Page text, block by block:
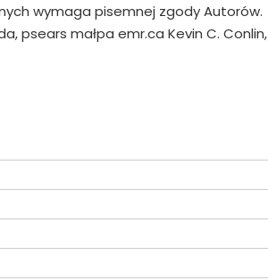
wymaga pisemnej zgody Autorów.
psears małpa emr.ca Kevin C. Conlin,